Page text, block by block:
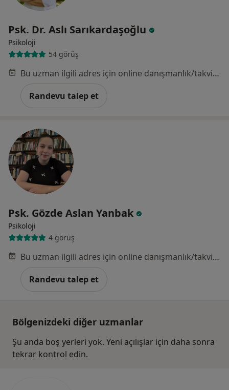
Psk. Dr. Aslı Sarıkardaşoğlu
Psikoloji
54 görüş
Bu uzman ilgili adres için online danışmanlık/takvim sunmuyor.
Randevu talep et
Psk. Gözde Aslan Yanbak
Psikoloji
4 görüş
Bu uzman ilgili adres için online danışmanlık/takvim sunmuyor.
Randevu talep et
Bölgenizdeki diğer uzmanlar
Şu anda boş yerleri yok. Yeni açılışlar için daha sonra
tekrar kontrol edin.